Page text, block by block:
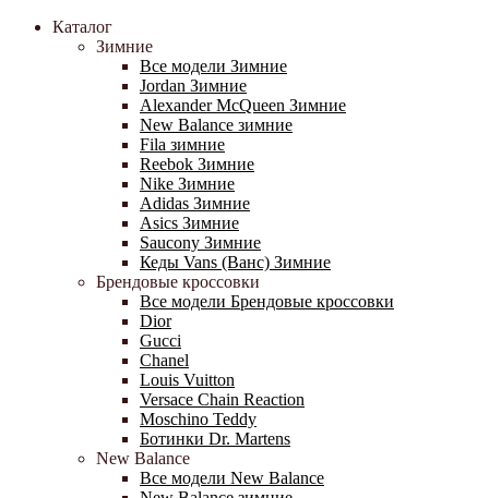
Каталог
Зимние
Все модели Зимние
Jordan Зимние
Alexander McQueen Зимние
New Balance зимние
Fila зимние
Reebok Зимние
Nike Зимние
Adidas Зимние
Asics Зимние
Saucony Зимние
Кеды Vans (Ванс) Зимние
Брендовые кроссовки
Все модели Брендовые кроссовки
Dior
Gucci
Chanel
Louis Vuitton
Versace Chain Reaction
Moschino Teddy
Ботинки Dr. Martens
New Balance
Все модели New Balance